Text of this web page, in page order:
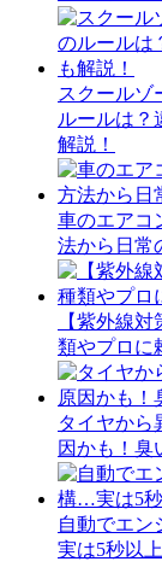
スクールゾ
ルールは？
解説！
車のエアコ
法から日常
【紫外線
類やプロに
タイヤから
因かも！臭
自動でエ
実は5秒以